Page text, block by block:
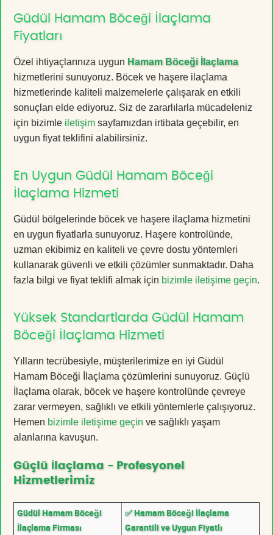
Güdül Hamam Böceği İlaçlama
Fiyatları
Özel ihtiyaçlarınıza uygun Hamam Böceği İlaçlama
hizmetlerini sunuyoruz. Böcek ve haşere ilaçlama
hizmetlerinde kaliteli malzemelerle çalışarak en etkili
sonuçları elde ediyoruz. Siz de zararlılarla mücadeleniz
için bizimle iletişim sayfamızdan irtibata geçebilir, en
uygun fiyat teklifini alabilirsiniz.
En Uygun Güdül Hamam Böceği
İlaçlama Hizmeti
Güdül bölgelerinde böcek ve haşere ilaçlama hizmetini
en uygun fiyatlarla sunuyoruz. Haşere kontrolünde,
uzman ekibimiz en kaliteli ve çevre dostu yöntemleri
kullanarak güvenli ve etkili çözümler sunmaktadır. Daha
fazla bilgi ve fiyat teklifi almak için bizimle iletişime geçin.
Yüksek Standartlarda Güdül Hamam
Böceği İlaçlama Hizmeti
Yılların tecrübesiyle, müşterilerimize en iyi Güdül
Hamam Böceği İlaçlama çözümlerini sunuyoruz. Güçlü
İlaçlama olarak, böcek ve haşere kontrolünde çevreye
zarar vermeyen, sağlıklı ve etkili yöntemlerle çalışıyoruz.
Hemen bizimle iletişime geçin ve sağlıklı yaşam
alanlarına kavuşun.
Güçlü İlaçlama - Profesyonel
Hizmetlerimiz
Güdül Hamam Böceği
İlaçlama Firması
✅ Hamam Böceği İlaçlama
Garantili ve Uygun Fiyatlı